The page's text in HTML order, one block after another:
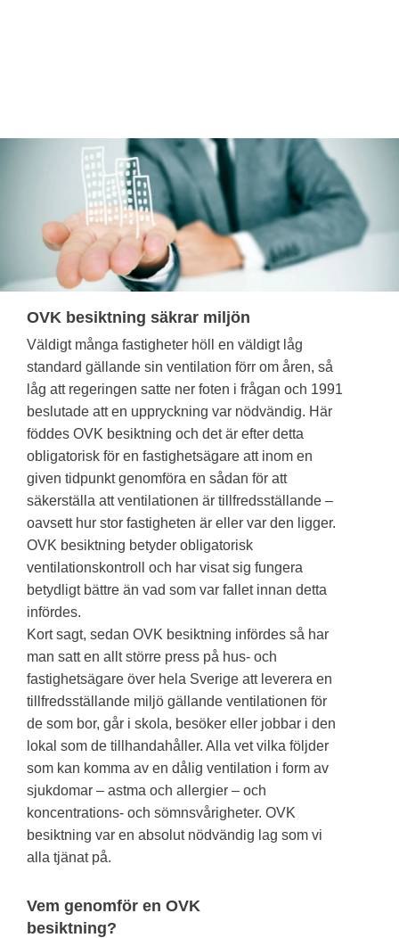
OVK besiktning säkrar miljön
Väldigt många fastigheter höll en väldigt låg
standard gällande sin ventilation förr om åren, så
låg att regeringen satte ner foten i frågan och 1991
beslutade att en uppryckning var nödvändig. Här
föddes OVK besiktning och det är efter detta
obligatorisk för en fastighetsägare att inom en
given tidpunkt genomföra en sådan för att
säkerställa att ventilationen är tillfredsställande –
oavsett hur stor fastigheten är eller var den ligger.
OVK besiktning betyder obligatorisk
ventilationskontroll och har visat sig fungera
betydligt bättre än vad som var fallet innan detta
infördes.
Kort sagt, sedan OVK besiktning infördes så har
man satt en allt större press på hus- och
fastighetsägare över hela Sverige att leverera en
tillfredsställande miljö gällande ventilationen för
de som bor, går i skola, besöker eller jobbar i den
lokal som de tillhandahåller. Alla vet vilka följder
som kan komma av en dålig ventilation i form av
sjukdomar – astma och allergier – och
koncentrations- och sömnsvårigheter. OVK
besiktning var en absolut nödvändig lag som vi
alla tjänat på.
Vem genomför en OVK
besiktning?